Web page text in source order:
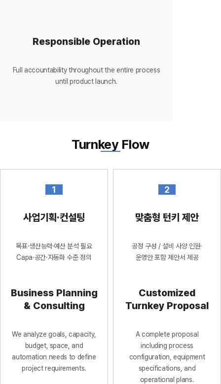
Responsible Operation
Full accountability throughout the entire process
until product launch.
Turnkey Flow
1
사업기획·컨설팅
목표·생산능력·예산 분석 필요
Capa·공간·자동화 수준 정의
Business Planning
& Consulting
We analyze goals, capacity,
budget, space, and
automation needs to define
project requirements.
2
맞춤형 턴키 제안
공정 구성 / 설비 사양인원·
운영안 포함 제안서 제공
Customized
Turnkey Proposal
A complete proposal
including process
configuration, equipment
specifications, and
operational plans.